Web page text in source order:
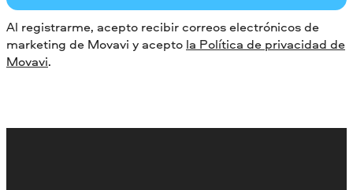
Al registrarme, acepto recibir correos electrónicos de
marketing de Movavi y acepto la Política de privacidad de
Movavi.